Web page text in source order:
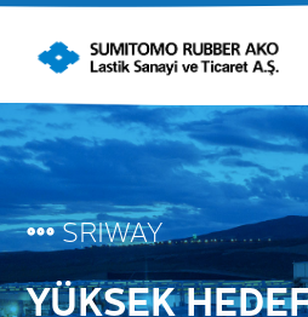
SRIWAY
YÜKSEK